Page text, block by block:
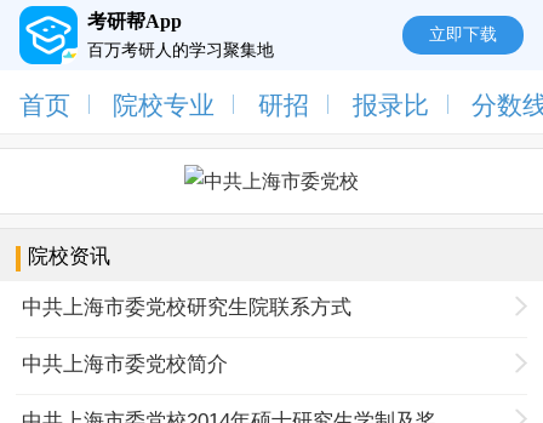
考研帮App
百万考研人的学习聚集地
立即下载
首页 院校专业 研招 报录比 分数
院校资讯
中共上海市委党校研究生院联系方式
中共上海市委党校简介